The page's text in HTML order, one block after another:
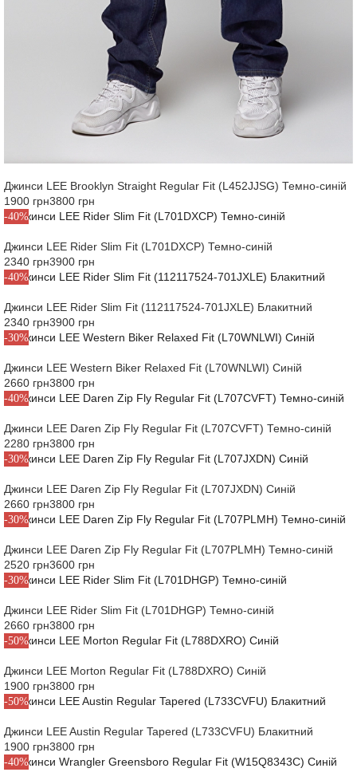
Джинси LEE Brooklyn Straight Regular Fit (L452JJSG) Темно-синій
1900 грн3800 грн
-40%
Джинси LEE Rider Slim Fit (L701DXCP) Темно-синій
2340 грн3900 грн
-40%
Джинси LEE Rider Slim Fit (112117524-701JXLE) Блакитний
2340 грн3900 грн
-30%
Джинси LEE Western Biker Relaxed Fit (L70WNLWI) Синій
2660 грн3800 грн
-40%
Джинси LEE Daren Zip Fly Regular Fit (L707CVFT) Темно-синій
2280 грн3800 грн
-30%
Джинси LEE Daren Zip Fly Regular Fit (L707JXDN) Синій
2660 грн3800 грн
-30%
Джинси LEE Daren Zip Fly Regular Fit (L707PLMH) Темно-синій
2520 грн3600 грн
-30%
Джинси LEE Rider Slim Fit (L701DHGP) Темно-синій
2660 грн3800 грн
-50%
Джинси LEE Morton Regular Fit (L788DXRO) Синій
1900 грн3800 грн
-50%
Джинси LEE Austin Regular Tapered (L733CVFU) Блакитний
1900 грн3800 грн
-40%